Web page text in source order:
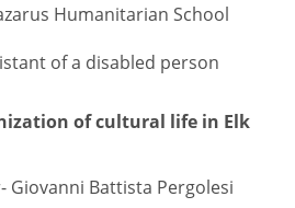
Humanitarian School
of a disabled person
of cultural life in Elk
Giovanni Battista Pergolesi